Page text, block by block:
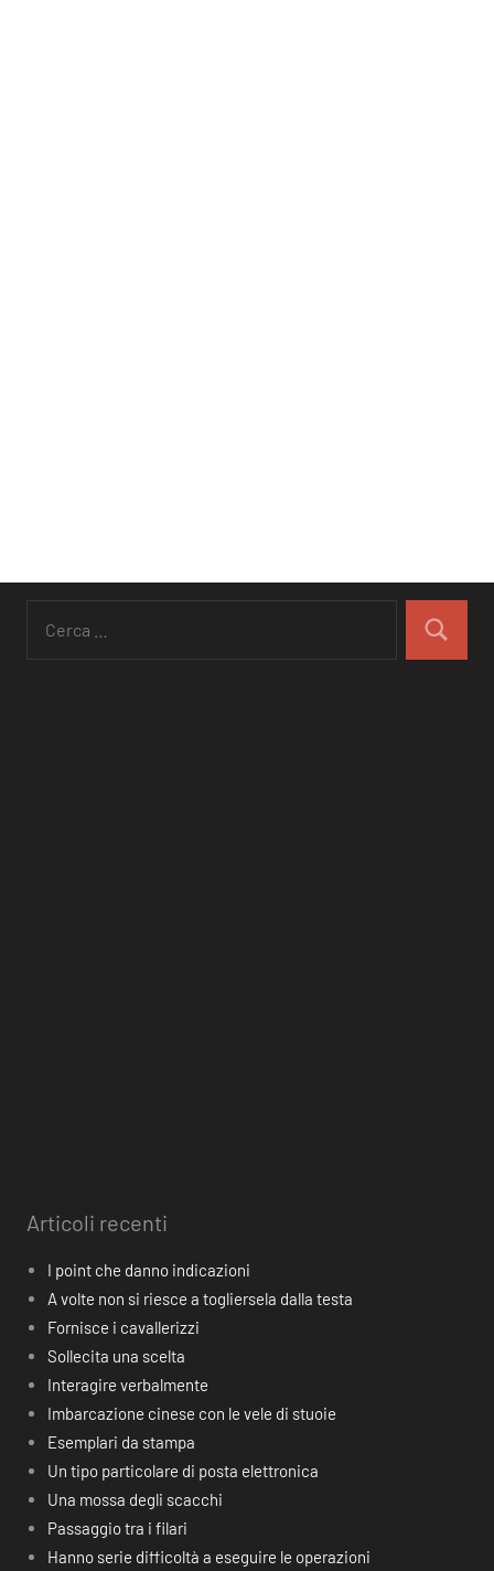
Articoli recenti
I point che danno indicazioni
A volte non si riesce a togliersela dalla testa
Fornisce i cavallerizzi
Sollecita una scelta
Interagire verbalmente
Imbarcazione cinese con le vele di stuoie
Esemplari da stampa
Un tipo particolare di posta elettronica
Una mossa degli scacchi
Passaggio tra i filari
Hanno serie difficoltà a eseguire le operazioni